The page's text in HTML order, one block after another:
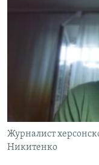
Журналист
Никитенко